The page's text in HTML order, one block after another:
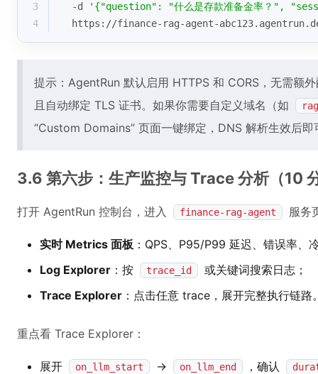
3
  -d
'{"question": "什么是存款准备金率？",
4
https://finance-rag-agent-
提示：AgentRun 默认启用 HTTPS 和 CORS，无需额
且自动绑定 TLS 证书。如果你需要自定义域名（如
“Custom Domains” 页面一键绑定，DNS 解析生效后即
3.6 第六步：生产监控与 Trace 分析（10
打开 AgentRun 控制台，进入 finance-rag-agent 服务
实时 Metrics 面板 ：QPS、P95/P99 延迟、错误率、
Log Explorer ：按 trace_id
或关键词搜索日志；
Trace Explorer ：点击任意 trace，展开完整执行链路
重点看 Trace Explorer：
展开 on_llm_start → on_llm_end ，确认